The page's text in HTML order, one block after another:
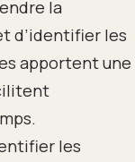
la
d’identifier les
apportent une
les